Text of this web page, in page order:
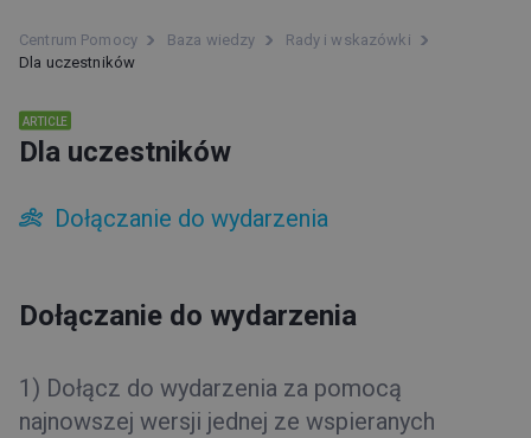
Pokój wydarzenia
Webinar – lead generation
Dołączanie do wydarzenia
Pokój wydarzenia
Faktury i płatności
Centrum Pomocy Baza wiedzy
Rady i wskazówki
Dla uczestników
ARTICLE
Dla uczestników
Dołączanie do wydarzenia
Dołączanie do wydarzenia
1) Dołącz do wydarzenia za pomocą
najnowszej wersji jednej ze wspieranych